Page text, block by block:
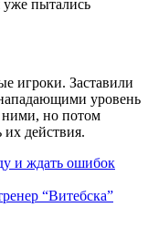
уже пытались
игроки. Заставили
уровень
ними, но потом
их действия.
и ждать ошибок
“Витебска”